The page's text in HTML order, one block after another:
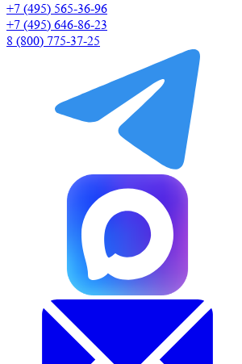
+7 (495) 565-36-96
+7 (495) 646-86-23
8 (800) 775-37-25